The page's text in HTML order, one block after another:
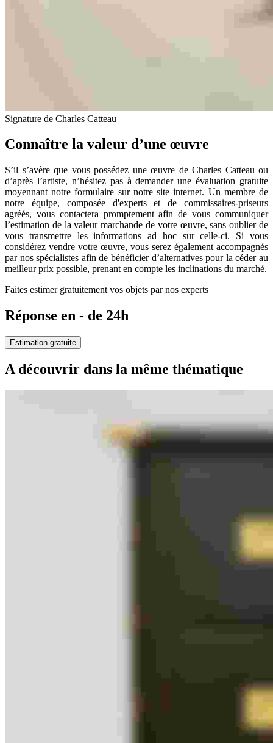
Signature de Charles Catteau
Connaître la valeur d’une œuvre
S’il s’avère que vous possédez une œuvre de Charles Catteau ou
d’après l’artiste, n’hésitez pas à demander une évaluation gratuite
moyennant notre formulaire sur notre site internet. Un membre de
notre équipe, composée d'experts et de commissaires-priseurs
agréés, vous contactera promptement afin de vous communiquer
l’estimation de la valeur marchande de votre œuvre, sans oublier de
vous transmettre les informations ad hoc sur celle-ci. Si vous
considérez vendre votre œuvre, vous serez également accompagnés
par nos spécialistes afin de bénéficier d’alternatives pour la céder au
meilleur prix possible, prenant en compte les inclinations du marché.
Faites estimer gratuitement vos objets par nos experts
Réponse en - de 24h
Estimation gratuite
A découvrir dans la même thématique